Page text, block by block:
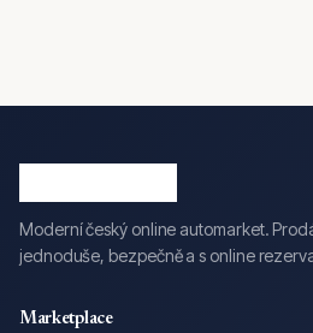
Moderní český online automarket.
jednoduše, bezpečně a s online
Marketplace